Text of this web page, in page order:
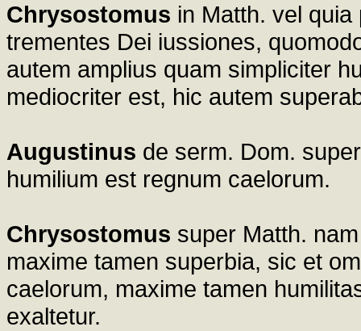
Chrysostomus in Matth. vel
trementes Dei iussiones,
autem amplius quam simpliciter
mediocriter est, hic autem
Augustinus de serm. Dom.
humilium est regnum caelorum.
Chrysostomus super Matth.
maxime tamen superbia, sic et
caelorum, maxime tamen
exaltetur.